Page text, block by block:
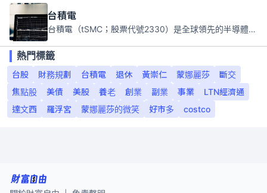
台積電
台積電（tSMC；股票代號2330）是全球領先的半導體代工公司，成立於1987年，總部位於台灣新竹。且已於美國、日本、德國及中國設廠，台積電是全球首家專業積體電路製造服務公司，也是全球最先進和最大規模的半導體代工廠。
熱門標籤
台股
財務規劃 台積電 退休 黃崇仁 蒙娜麗莎
斷交
焦點股
美債 美股 養老 創業 副業 事業
LTN經濟通
達文西
羅浮宮 蒙娜麗莎的微笑 好市多 costco